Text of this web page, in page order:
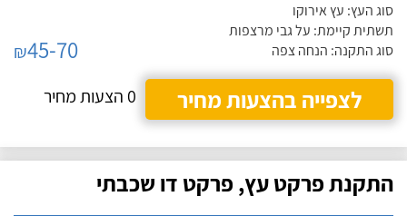
סוג העץ: עץ אירוקו
תשתית קיימת: על גבי מרצפות
סוג התקנה: הנחה צפה
₪45-70
לצפייה בהצעות מחיר
0 הצעות מחיר
התקנת פרקט עץ, פרקט דו שכבתי